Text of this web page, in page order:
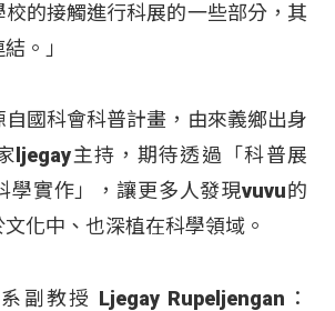
的接觸進行科展的一些部分，其
。」
國科會科普計畫，由來義鄉出身
ljegay主持，期待透過「科普展
學實作」，讓更多人發現vuvu的
化中、也深植在科學領域。
副教授 Ljegay Rupeljengan：